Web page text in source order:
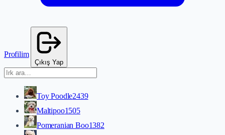
Profilim
Çıkış Yap
Toy Poodle2439
Maltipoo1505
Pomeranian Boo1382